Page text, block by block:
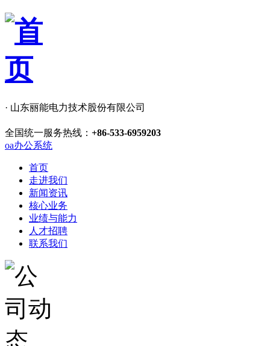
· 山东丽能电力技术股份有限公司
全国统一服务热线： +86-533-6959203
oa办公系统
首页
走进我们
新闻资讯
核心业务
业绩与能力
人才招聘
联系我们